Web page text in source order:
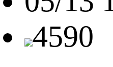
4590